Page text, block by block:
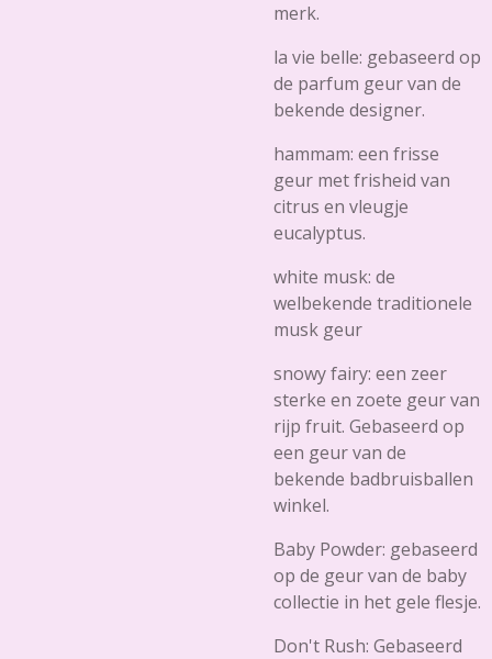
merk.
la vie belle: gebaseerd op
de parfum geur van de
bekende designer.
hammam: een frisse
geur met frisheid van
citrus en vleugje
eucalyptus.
white musk: de
welbekende traditionele
musk geur
snowy fairy: een zeer
sterke en zoete geur van
rijp fruit. Gebaseerd op
een geur van de
bekende badbruisballen
winkel.
Baby Powder: gebaseerd
op de geur van de baby
collectie in het gele flesje.
Don't Rush: Gebaseerd